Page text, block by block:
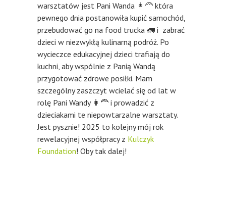
warsztatów jest Pani Wanda 👩‍🦰 która
pewnego dnia postanowiła kupić samochód,
przebudować go na food trucka 🚛 i zabrać
dzieci w niezwykłą kulinarną podróż. Po
wycieczce edukacyjnej dzieci trafiają do
kuchni, aby wspólnie z Panią Wandą
przygotować zdrowe posiłki. Mam
szczególny zaszczyt wcielać się od lat w
rolę Pani Wandy 👩‍🦰 i prowadzić z
dzieciakami te niepowtarzalne warsztaty.
Jest pysznie! 2025 to kolejny mój rok
rewelacyjnej współpracy z Kulczyk
Foundation! Oby tak dalej!